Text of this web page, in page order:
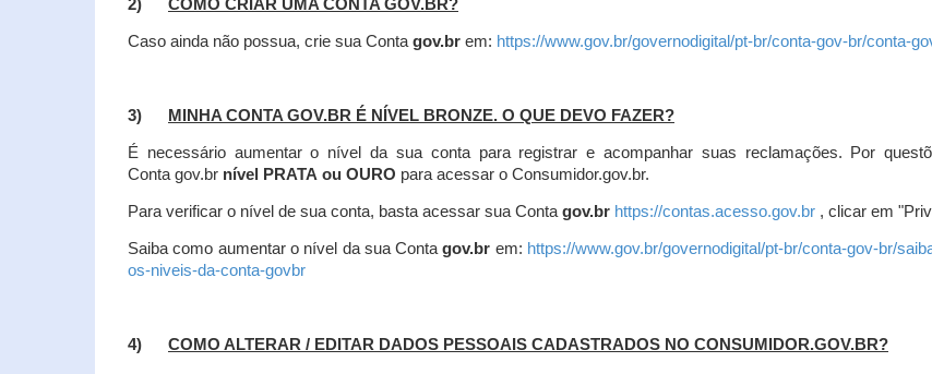
2) COMO CRIAR UMA CONTA GOV.BR?
Caso ainda não possua, crie sua Conta gov.br em: https://www.gov.br/governodigital/pt-br/conta-gov-br/conta-
3) MINHA CONTA GOV.BR É NÍVEL BRONZE. O QUE DEVO FAZER?
É necessário aumentar o nível da sua conta para registrar e acompanhar suas reclamações. Por
Conta gov.br nível PRATA ou OURO para acessar o Consumidor.gov.br.
Para verificar o nível de sua conta, basta acessar sua Conta gov.br https://contas.acesso.gov.br , clicar em
Saiba como aumentar o nível da sua Contagov.br em: https://www.gov.br/governodigital/pt-br/conta-gov-br/
os-niveis-da-conta-govbr
4) COMO ALTERAR / EDITAR DADOS PESSOAIS CADASTRADOS NO CONSUMIDOR.GOV.BR?